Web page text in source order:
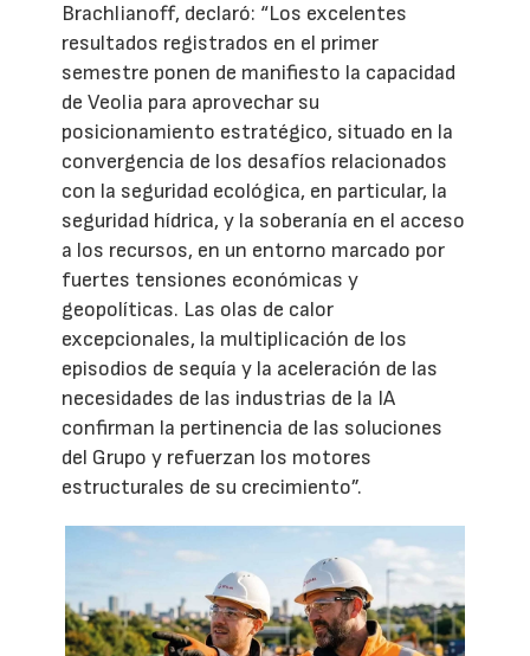
Brachlianoff, declaró: “Los excelentes
resultados registrados en el primer
semestre ponen de manifiesto la capacidad
de Veolia para aprovechar su
posicionamiento estratégico, situado en la
convergencia de los desafíos relacionados
con la seguridad ecológica, en particular, la
seguridad hídrica, y la soberanía en el acceso
a los recursos, en un entorno marcado por
fuertes tensiones económicas y
geopolíticas. Las olas de calor
excepcionales, la multiplicación de los
episodios de sequía y la aceleración de las
necesidades de las industrias de la IA
confirman la pertinencia de las soluciones
del Grupo y refuerzan los motores
estructurales de su crecimiento”.